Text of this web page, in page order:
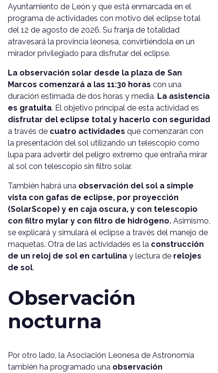
Ayuntamiento de León y que está enmarcada en el
programa de actividades con motivo del eclipse total
del 12 de agosto de 2026. Su franja de totalidad
atravesará la provincia leonesa, convirtiéndola en un
mirador privilegiado para disfrutar del eclipse.
La observación solar desde la plaza de San
Marcos comenzará a las 11:30 horas con una
duración estimada de dos horas y media. La asistencia
es gratuita. El objetivo principal de esta actividad es
disfrutar del eclipse total y hacerlo con seguridad
a través de cuatro actividades que comenzarán con
la presentación del sol utilizando un telescopio como
lupa para advertir del peligro extremo que entraña mirar
al sol con telescopio sin filtro solar.
También habrá una observación del sol a simple
vista con gafas de eclipse, por proyección
(SolarScope) y en caja oscura, y con telescopio
con filtro mylar y con filtro de hidrógeno. Asimismo,
se explicará y simulará el eclipse a través del manejo de
maquetas. Otra de las actividades es la construcción
de un reloj de sol en cartulina y lectura de relojes
de sol.
Observación
nocturna
Por otro lado, la Asociación Leonesa de Astronomía
también ha programado una observación